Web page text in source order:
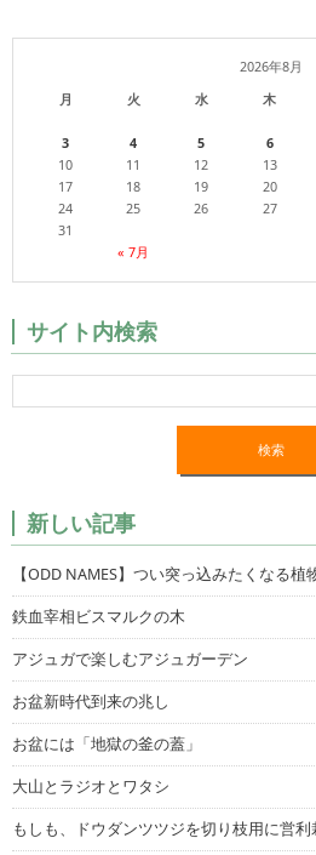
2026年8月
月
火 水 木
« 7月
3
4 5 6
10
11 12 13
17
18 19 20
24
25 26 27
31
サイト内検索
新しい記事
【ODD NAMES】つい突っ込みたくなる植
鉄血宰相ビスマルクの木
アジュガで楽しむアジュガーデン
お盆新時代到来の兆し
お盆には「地獄の釜の蓋」
大山とラジオとワタシ
もしも、ドウダンツツジを切り枝用に営利